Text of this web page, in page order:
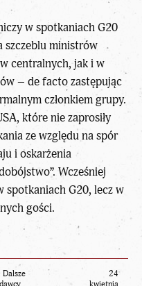
w spotkaniach G20
szczeblu ministrów
centralnych, jak i w
– de facto zastępując
członkiem grupy.
które nie zaprosiły
ze względu na spór
i oskarżenia
Wcześniej
spotkaniach G20, lecz w
gości.
24